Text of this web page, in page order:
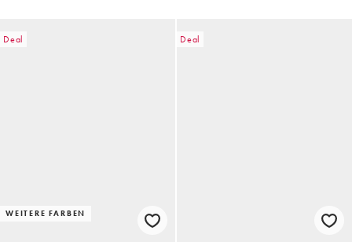
Deal
WEITERE FARBEN
Deal